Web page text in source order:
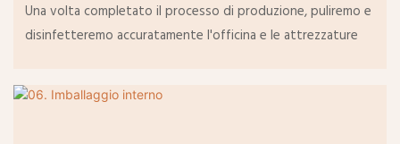
Una volta completato il processo di produzione, puliremo e
disinfetteremo accuratamente l'officina e le attrezzature